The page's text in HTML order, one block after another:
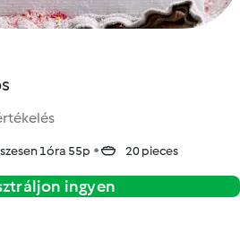
1óra 55p 20 pieces
ingyen